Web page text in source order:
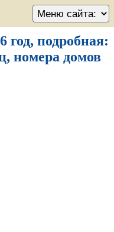
год, подробная:
номера домов